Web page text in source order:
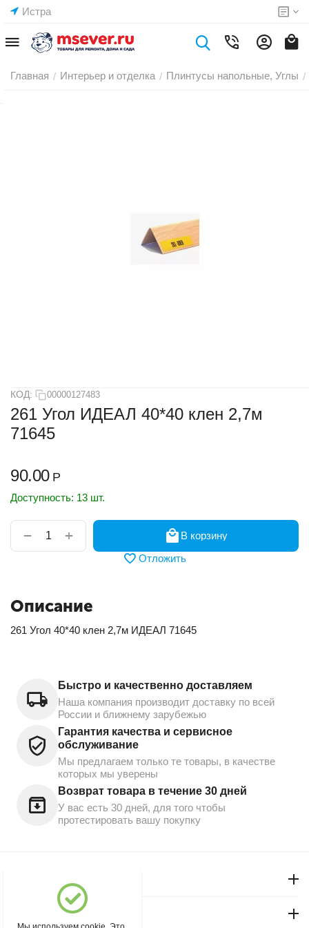
Истра
Главная / Интерьер и отделка / Плинтусы напольные, Углы /
КОД: 00000127483
261 Угол ИДЕАЛ 40*40 клен 2,7м
71645
90.00 Р
Доступность: 13 шт.
+
−
В корзину
Отложить
Описание
261 Угол 40*40 клен 2,7м ИДЕАЛ 71645
Быстро и качественно доставляем
Наша компания производит доставку по всей
России и ближнему зарубежью
Гарантия качества и сервисное
обслуживание
Мы предлагаем только те товары, в качестве
которых мы уверены
Возврат товара в течение 30 дней
У вас есть 30 дней, для того чтобы
протестировать вашу покупку
Магазин "Северный"